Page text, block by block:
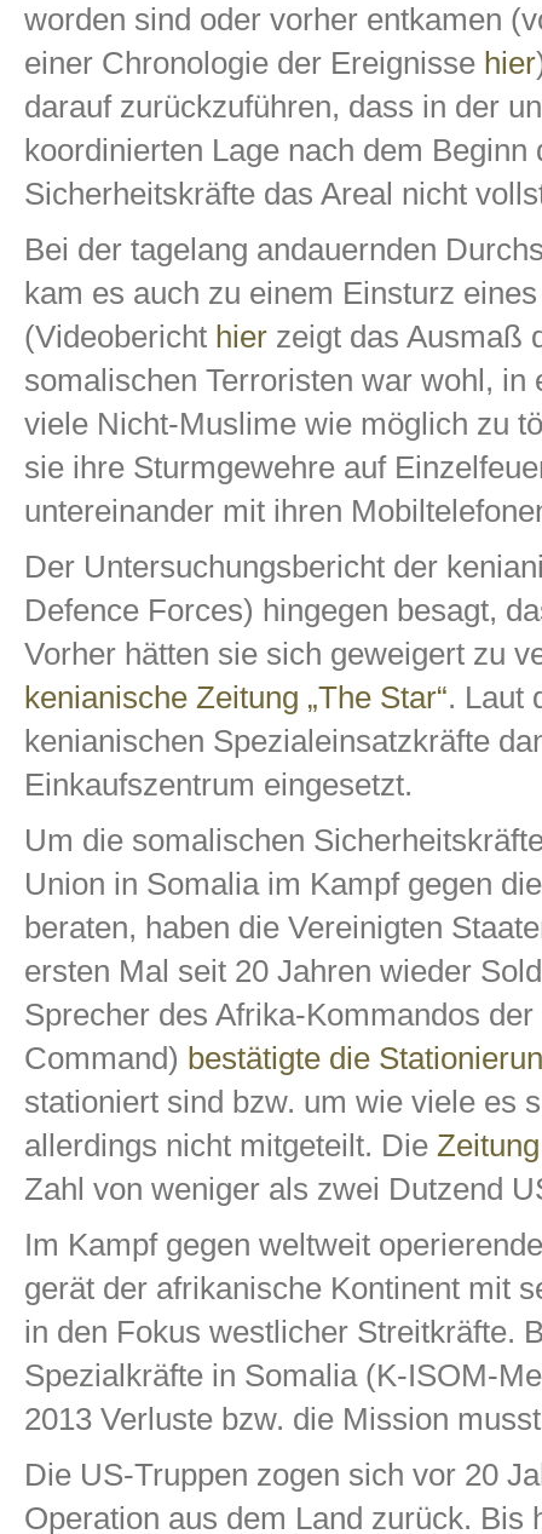
worden sind oder vorher entkamen
einer Chronologie der Ereignisse hier
darauf zurückzuführen, dass in der
koordinierten Lage nach dem
Sicherheitskräfte das Areal nicht
Bei der tagelang andauernden
kam es auch zu einem Einsturz
(Videobericht hier zeigt das Ausmaß
somalischen Terroristen war wohl,
viele Nicht-Muslime wie möglich zu
sie ihre Sturmgewehre auf
untereinander mit ihren
Der Untersuchungsbericht der
Defence Forces) hingegen besagt,
Vorher hätten sie sich geweigert zu
kenianische Zeitung „The Star“. Laut
kenianischen Spezialeinsatzkräfte
Einkaufszentrum eingesetzt.
Um die somalischen
Union in Somalia im Kampf gegen
beraten, haben die Vereinigten
ersten Mal seit 20 Jahren wieder
Sprecher des Afrika-Kommandos
Command) bestätigte die
stationiert sind bzw. um wie viele es
allerdings nicht mitgeteilt. Die
Zahl von weniger als zwei Dutzend
Im Kampf gegen weltweit
gerät der afrikanische Kontinent mit
in den Fokus westlicher Streitkräfte.
Spezialkräfte in Somalia (K-ISOM-
2013 Verluste bzw. die Mission
Die US-Truppen zogen sich vor 20
Operation aus dem Land zurück.